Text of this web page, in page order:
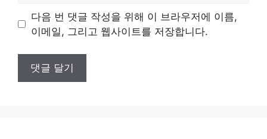
트
다음 번 댓글 작성을 위해 이 브라우저에 이름,
이메일, 그리고 웹사이트를 저장합니다.